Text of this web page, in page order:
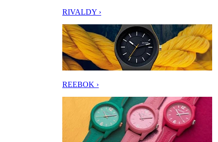
RIVALDY ›
REEBOK ›